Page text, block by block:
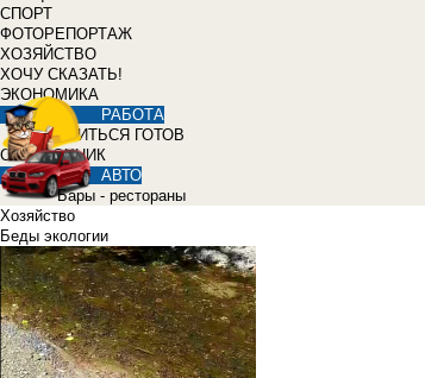
СПОРТ
ФОТОРЕПОРТАЖ
ХОЗЯЙСТВО
ХОЧУ СКАЗАТЬ!
ЭКОНОМИКА
РАБОТА
УЧИТЬСЯ ГОТОВ
СПРАВОЧНИК
АВТО
Бары - рестораны
Хозяйство
Беды экологии